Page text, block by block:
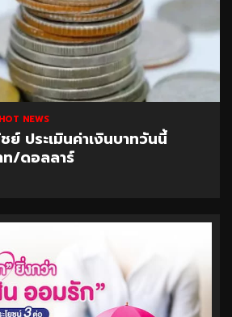
HOT NEWS
ย์ ประเมินค่าเงินบาทวันนี้
ท/ดอลลาร์